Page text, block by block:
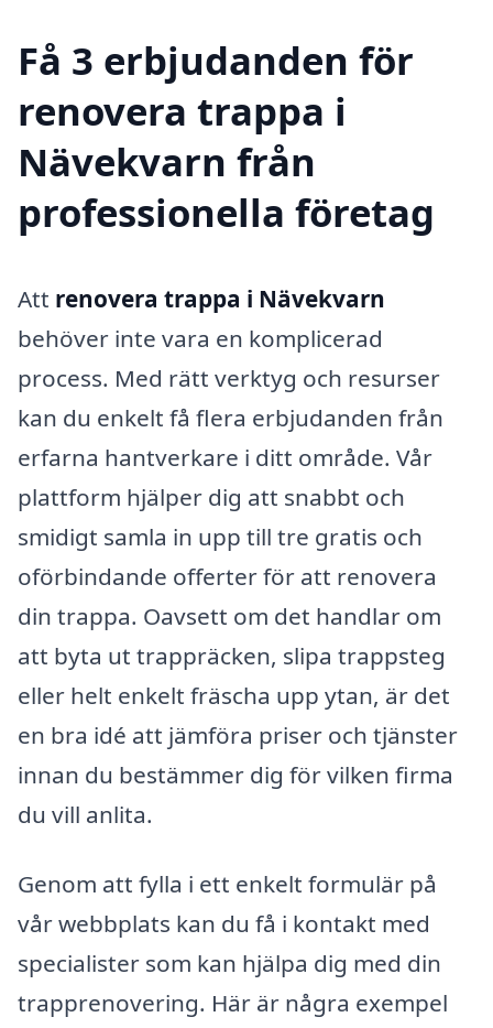
Få 3 erbjudanden för
renovera trappa i
Nävekvarn från
professionella företag
Att renovera trappa i Nävekvarn
behöver inte vara en komplicerad
process. Med rätt verktyg och resurser
kan du enkelt få flera erbjudanden från
erfarna hantverkare i ditt område. Vår
plattform hjälper dig att snabbt och
smidigt samla in upp till tre gratis och
oförbindande offerter för att renovera
din trappa. Oavsett om det handlar om
att byta ut trappräcken, slipa trappsteg
eller helt enkelt fräscha upp ytan, är det
en bra idé att jämföra priser och tjänster
innan du bestämmer dig för vilken firma
du vill anlita.
Genom att fylla i ett enkelt formulär på
vår webbplats kan du få i kontakt med
specialister som kan hjälpa dig med din
trapprenovering. Här är några exempel